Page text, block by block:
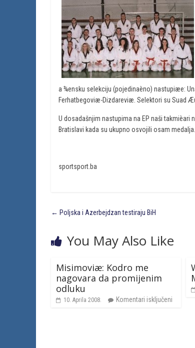
a ¾ensku selekciju (pojedinaèno) nastupiæe:
Ferhatbegoviæ-Dizdareviæ. Selektori su Suad
U dosadašnjim nastupima na EP naši
Bratislavi kada su ukupno osvojili osam medalja.
sportsport.ba
← Poljska i Azerbejdzan testiraju BiH
You May Also Like
Misimoviæ: Kodro me
nagovara da promijenim
odluku
10. Aprila 2008. Komentari isključeni